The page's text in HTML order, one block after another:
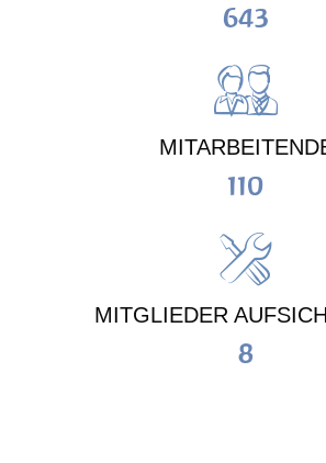
643
110
MITGLIEDER
8